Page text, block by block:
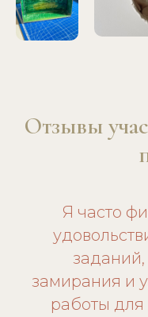
Отзывы
Я часто
замирания и
работы для